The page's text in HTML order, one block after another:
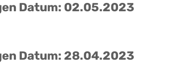
Datum: 02.05.2023
Datum: 28.04.2023